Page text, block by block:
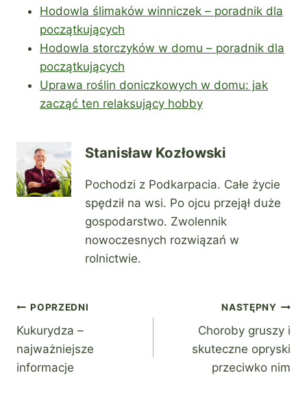
Hodowla ślimaków winniczek – poradnik dla
początkujących
Hodowla storczyków w domu – poradnik dla
początkujących
Uprawa roślin doniczkowych w domu: jak
zacząć ten relaksujący hobby
Stanisław Kozłowski
Pochodzi z Podkarpacia. Całe życie
spędził na wsi. Po ojcu przejął duże
gospodarstwo. Zwolennik
nowoczesnych rozwiązań w
rolnictwie.
Nawigacja
wpisu
POPRZEDNI
Kukurydza –
najważniejsze
informacje
NASTĘPNY
Choroby gruszy i
skuteczne opryski
przeciwko nim